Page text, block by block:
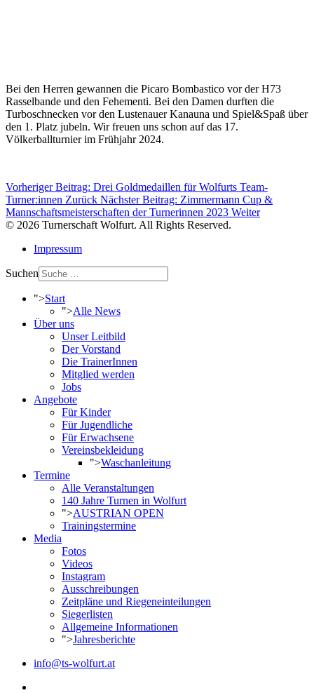
Bei den Herren gewannen die Picaro Bombastico vor der H73
Rasselbande und den Fehementi. Bei den Damen durften die
Turboschnecken vor den Lustenauer Kanauna und Spiel&Spaß über
den 1. Platz jubeln. Wir freuen uns schon auf das 17.
Völkerballturnier im Frühjahr 2024.
Vorheriger Beitrag: Drei Goldmedaillen für Wolfurts Team-
Turner:innen Zurück Nächster Beitrag: Zimmermann Cup &
Mannschaftsmeisterschaften der Turnerinnen 2023 Weiter
© 2026 Turnerschaft Wolfurt. All Rights Reserved.
Impressum
Suchen
">Start
">Alle News
Über uns
Unser Leitbild
Der Vorstand
Die TrainerInnen
Mitglied werden
Jobs
Angebote
Für Kinder
Für Jugendliche
Für Erwachsene
Vereinsbekleidung
">Waschanleitung
Termine
Alle Veranstaltungen
140 Jahre Turnen in Wolfurt
">AUSTRIAN OPEN
Trainingstermine
Media
Fotos
Videos
Instagram
Ausschreibungen
Zeitpläne und Riegeneinteilungen
Siegerlisten
Allgemeine Informationen
">Jahresberichte
info@ts-wolfurt.at